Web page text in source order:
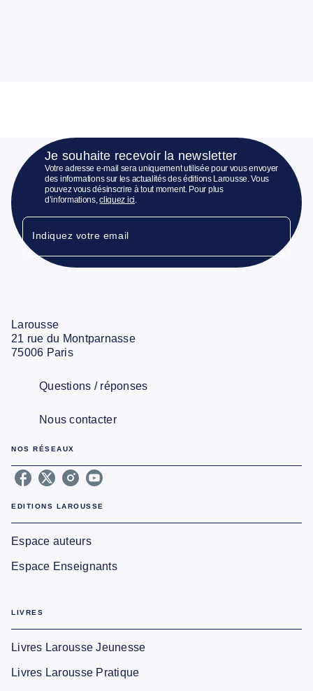
Je souhaite recevoir la newsletter
Votre adresse e-mail sera uniquement utilisée pour vous envoyer
des informations sur les actualités des éditions Larousse. Vous
pouvez vous désinscrire à tout moment. Pour plus
d’informations,cliquez ici.
Indiquez votre email
Larousse
21 rue du Montparnasse
75006 Paris
Questions / réponses
Nous contacter
NOS RÉSEAUX
EDITIONS LAROUSSE
Espace auteurs
Espace Enseignants
LIVRES
Livres Larousse Jeunesse
Livres Larousse Pratique